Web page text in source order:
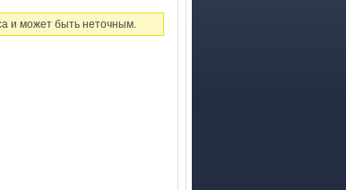
и может быть неточным.